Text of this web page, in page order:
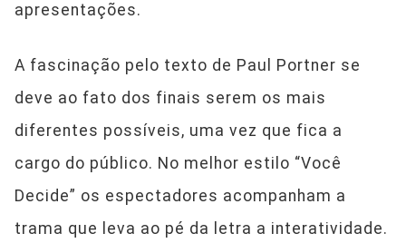
apresentações.
A fascinação pelo texto de Paul Portner se
deve ao fato dos finais serem os mais
diferentes possíveis, uma vez que fica a
cargo do público. No melhor estilo “Você
Decide” os espectadores acompanham a
trama que leva ao pé da letra a interatividade.